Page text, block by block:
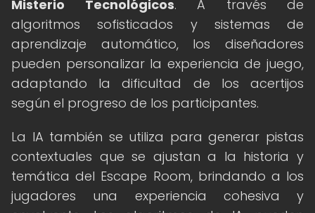
Misterio Tecnológicos. A través de
algoritmos sofisticados y sistemas de
aprendizaje automático, los diseñadores
pueden personalizar la experiencia de juego,
adaptando la dificultad de los acertijos
según el progreso de los participantes.
La IA también se utiliza para generar pistas
contextuales que se ajustan a la historia y
temática del Escape Room, brindando a los
jugadores una experiencia cohesiva y